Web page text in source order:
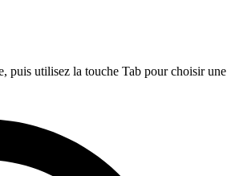
puis utilisez la touche Tab pour choisir une